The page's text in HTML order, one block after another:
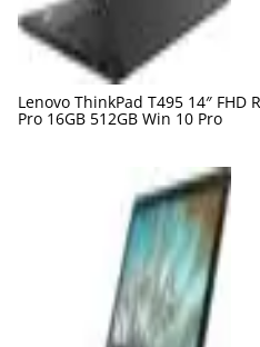
Lenovo ThinkPad T495 14″ FHD
Pro 16GB 512GB Win 10 Pro